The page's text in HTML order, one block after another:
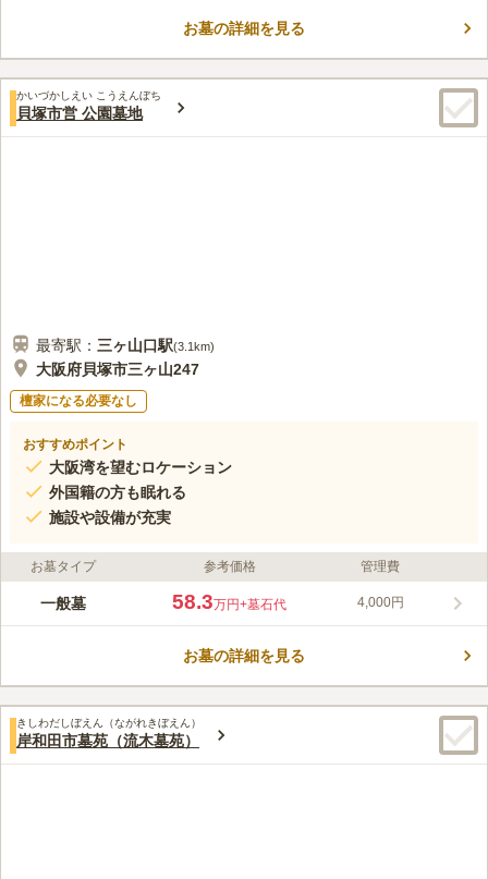
お墓の詳細を見る
かいづかしえい こうえんぼち
貝塚市営 公園墓地
最寄駅： 三ヶ山口駅(3.1km)
大阪府貝塚市三ヶ山247
檀家になる必要なし
おすすめポイント
大阪湾を望むロケーション
外国籍の方も眠れる
施設や設備が充実
お墓タイプ 参考価格 管理費
一般墓 58.3万円+墓石代 4,000円
お墓の詳細を見る
きしわだしぼえん（ながれきぼえん）
岸和田市墓苑（流木墓苑）